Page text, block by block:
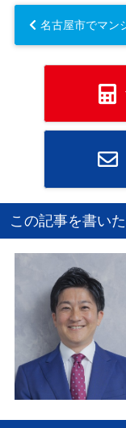
この記事を書い